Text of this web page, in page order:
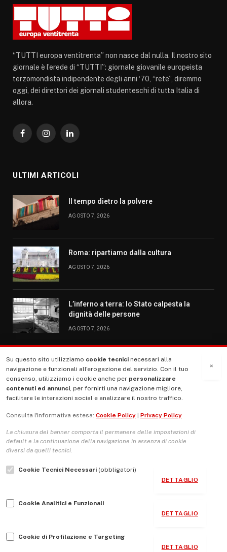
“TUTTI europa ventitrenta” non nasce dal nulla. Il nostro sito
giornale è l’erede di “TUTTI”: giornale giovanile europeista
terzomondista indipendente degli anni ‘70, “rete”, diremmo
oggi, dei direttori dei giornali studenteschi di tutta Italia di
allora.
FacebookInstagramLinkedIn
ULTIMI ARTICOLI
Il tempo dietro la polvere
AGOSTO 7, 2026
Roma: ripartiamo dalla cultura
AGOSTO 7, 2026
L’inferno a terra: lo Stato calpesta la
dignità delle persone
AGOSTO 7, 2026
MENU
La Nostra Storia
Le Copertine
L’Associazione
Indirizzo Socio Politico Culturale
Guida per le autrici e gli autori
×
Su questo sito utilizziamo cookie tecnici necessari alla
navigazione e funzionali all'erogazione del servizio. Con il tuo
consenso, utilizziamo i cookie anche per personalizzare
contenuti ed annunci, per fornirti una navigazione migliore,
facilitare le interazioni social e analizzare il nostro traffico.
Consulta l'informativa estesa: Cookie Policy Privacy Policy
La chiusura del banner comporta il permanere delle impostazioni di
default e la continuazione della navigazione in assenza di cookie
diversi da quelli tecnici.
Cookie Tecnici Necessari (obbligatori)
DETTAGLIO
Cookie Analitici e Funzionali
DETTAGLIO
Cookie di Profilazione e Targeting
DETTAGLIO